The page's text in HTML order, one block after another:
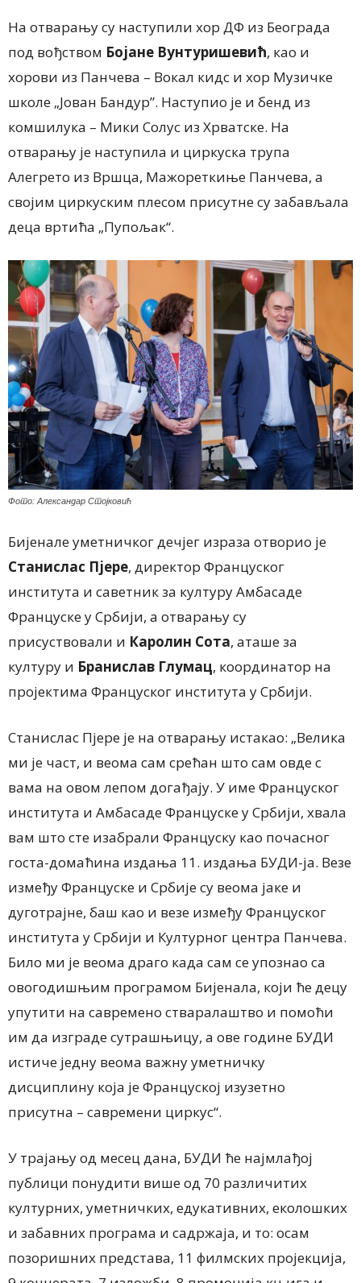
На отварању су наступили хор ДФ из Београда
под вођством Бојане Вунтуришевић, као и
хорови из Панчева – Вокал кидс и хор Музичке
школе „Јован Бандур”. Наступио је и бенд из
комшилука – Мики Солус из Хрватске. На
отварању је наступила и циркуска трупа
Алегрето из Вршца, Мажореткиње Панчева, а
својим циркуским плесом присутне су забављала
деца вртића „Пупољак“.
Фото: Александар Стојковић
Бијенале уметничког дечјег израза отворио је
Станислас Пјере, директор Француског
института и саветник за културу Амбасаде
Француске у Србији, а отварању су
присуствовали и Каролин Сота, аташе за
културу и Бранислав Глумац, координатор на
пројектима Француског института у Србији.
Станислас Пјере је на отварању истакао: „Велика
ми је част, и веома сам срећан што сам овде с
вама на овом лепом догађају. У име Француског
института и Амбасаде Француске у Србији, хвала
вам што сте изабрали Француску као почасног
госта-домаћина издања 11. издања БУДИ-ја. Везе
између Француске и Србије су веома јаке и
дуготрајне, баш као и везе између Француског
института у Србији и Културног центра Панчева.
Било ми је веома драго када сам се упознао са
овогодишњим програмом Бијенала, који ће децу
упутити на савремено стваралаштво и помоћи
им да изграде сутрашњицу, а ове године БУДИ
истиче једну веома важну уметничку
дисциплину која је Француској изузетно
присутна – савремени циркус“.
У трајању од месец дана, БУДИ ће најмлађој
публици понудити више од 70 различитих
културних, уметничких, едукативних, еколошких
и забавних програма и садржаја, и то: осам
позоришних представа, 11 филмских пројекција,